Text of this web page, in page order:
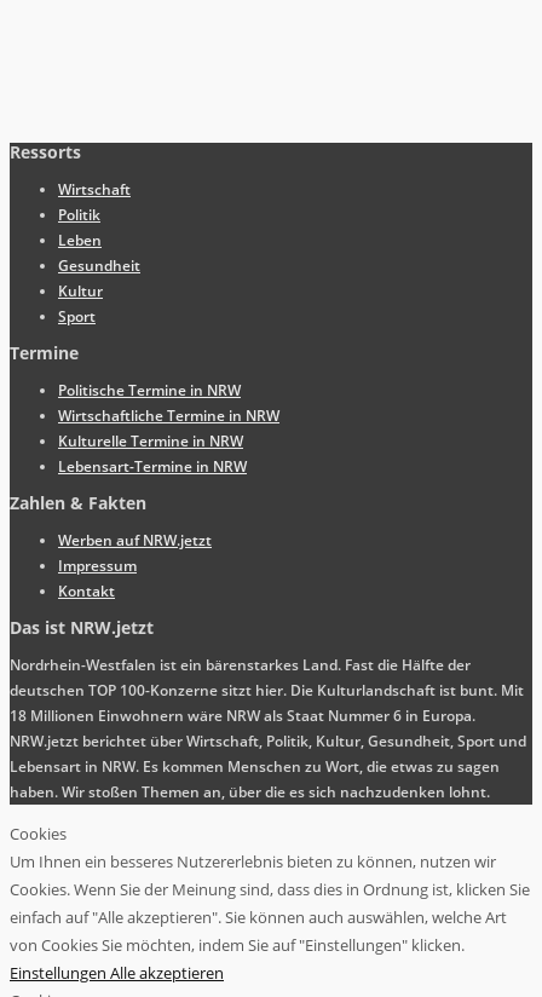
Ressorts
Wirtschaft
Politik
Leben
Gesundheit
Kultur
Sport
Termine
Politische Termine in NRW
Wirtschaftliche Termine in NRW
Kulturelle Termine in NRW
Lebensart-Termine in NRW
Zahlen & Fakten
Werben auf NRW.jetzt
Impressum
Kontakt
Das ist NRW.jetzt
Nordrhein-Westfalen ist ein bärenstarkes Land. Fast die Hälfte der
deutschen TOP 100-Konzerne sitzt hier. Die Kulturlandschaft ist bunt. Mit
18 Millionen Einwohnern wäre NRW als Staat Nummer 6 in Europa.
NRW.jetzt berichtet über Wirtschaft, Politik, Kultur, Gesundheit, Sport und
Lebensart in NRW. Es kommen Menschen zu Wort, die etwas zu sagen
haben. Wir stoßen Themen an, über die es sich nachzudenken lohnt.
Cookies
Um Ihnen ein besseres Nutzererlebnis bieten zu können, nutzen wir
Cookies. Wenn Sie der Meinung sind, dass dies in Ordnung ist, klicken Sie
einfach auf "Alle akzeptieren". Sie können auch auswählen, welche Art
von Cookies Sie möchten, indem Sie auf "Einstellungen" klicken.
Einstellungen Alle akzeptieren